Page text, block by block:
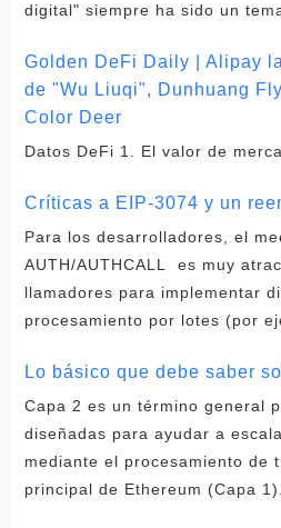
digital" siempre ha sido un
Golden DeFi Daily | Alipay
de "Wu Liuqi", Dunhuang
Color Deer
Datos DeFi 1. El valor de
Críticas a EIP-3074 y un
Para los desarrolladores, el
AUTH/AUTHCALL es muy
llamadores para implementar
procesamiento por lotes (por
Lo básico que debe saber
Capa 2 es un término general
diseñadas para ayudar a
mediante el procesamiento de
principal de Ethereum (Capa 1).